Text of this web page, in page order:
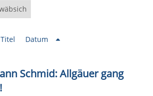
Titel Datum
Schmid: Allgäuer gang